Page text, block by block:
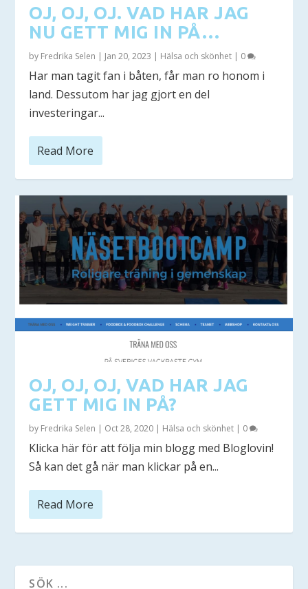
OJ, OJ, OJ. VAD HAR JAG
NU GETT MIG IN PÅ…
by Fredrika Selen | Jan 20, 2023 | Hälsa och skönhet | 0
Har man tagit fan i båten, får man ro honom i
land. Dessutom har jag gjort en del
investeringar...
Read More
OJ, OJ, OJ, VAD HAR JAG
GETT MIG IN PÅ?
by Fredrika Selen | Oct 28, 2020 | Hälsa och skönhet | 0
Klicka här för att följa min blogg med Bloglovin!
Så kan det gå när man klickar på en...
Read More